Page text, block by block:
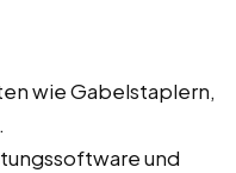
wie Gabelstaplern,
und